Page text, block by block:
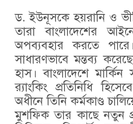
ড. ইউনূসকে হয়রানি ও
তারা বাংলাদেশের
অপব্যবহার করতে
সাধারণভাবে মন্তব্য
হাস। বাংলাদেশে মার্কিন
র‌্যাংকিং প্রতিনিধি
অধীনে তিনি কর্মকাণ্ড
মুশফিক তার কাছে নতুন